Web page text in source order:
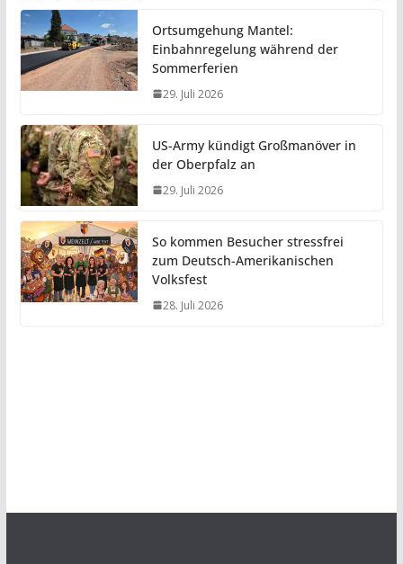
Ortsumgehung Mantel:
Einbahnregelung während der
Sommerferien
29. Juli 2026
US-Army kündigt Großmanöver in
der Oberpfalz an
29. Juli 2026
So kommen Besucher stressfrei
zum Deutsch-Amerikanischen
Volksfest
28. Juli 2026